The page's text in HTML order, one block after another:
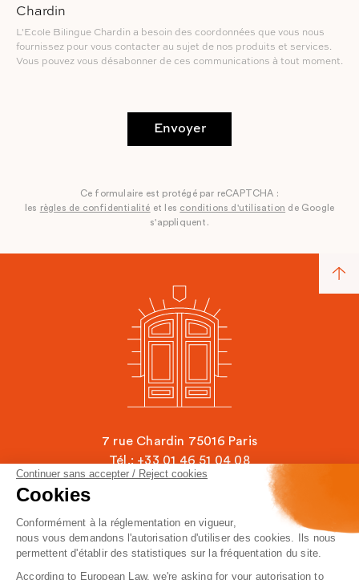
Chardin
L'Ecole Bilingue Chardin a besoin des coordonnées que vous nous
fournissez pour vous contacter au sujet de nos produits et services.
Vous pouvez vous désabonner de ces communications à tout moment.
Envoyer
Ce formulaire est protégé par reCAPTCHA :
les règles de confidentialité et les conditions d'utilisation de Google
s'appliquent.
Mentions légales
Politique de confidentialité
L'EBC Recrute
Actualités
7 rue Chardin 75016 Paris
Tél.: +33 01 46 51 04 08
contact@ecole-chardin.com
Continuer sans accepter / Reject cookies
Cookies
Conformément à la réglementation en vigueur,
nous vous demandons l'autorisation d'utiliser des cookies. Ils nous
permettent d'établir des statistiques sur la fréquentation du site.
According to European Law, we're asking for your autorisation to